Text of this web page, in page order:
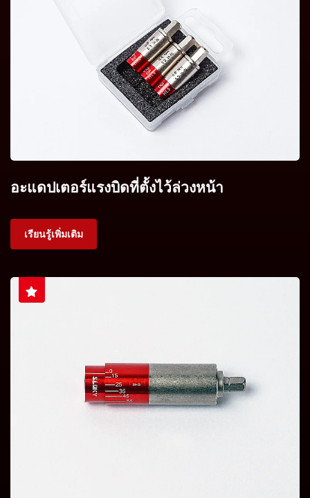
อะแดปเตอร์แรงบิดที่ตั้งไว้ล่วงหน้า
เรียนรู้เพิ่มเติม